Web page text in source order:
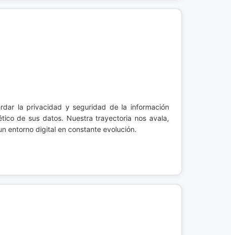
la privacidad y seguridad de la información
de sus datos. Nuestra trayectoria nos avala,
entorno digital en constante evolución.